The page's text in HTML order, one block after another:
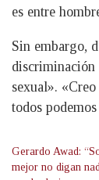
es entre
Sin embargo,
discriminación
sexual».
todos
Gerardo Awad:
mejor no digan